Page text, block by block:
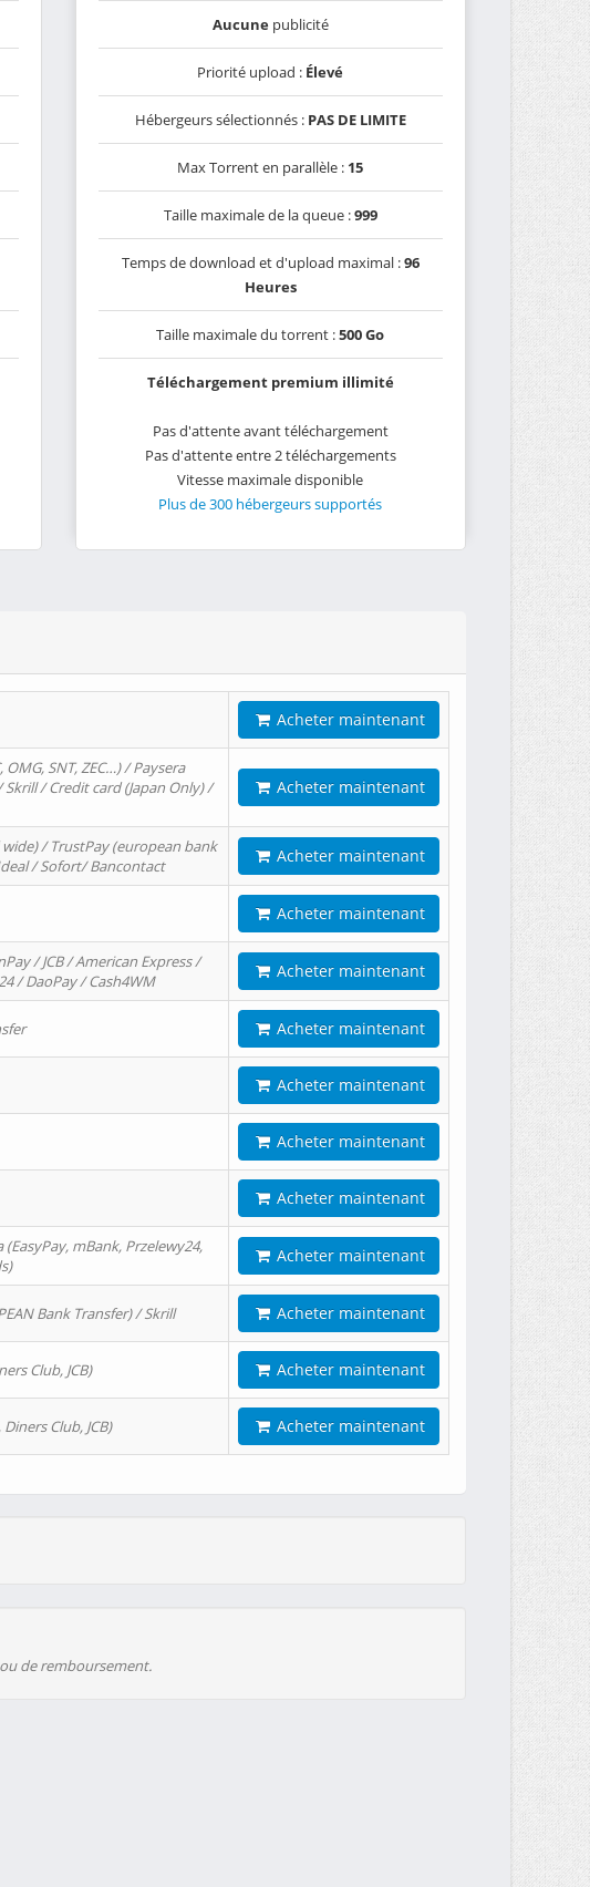
Aucunepublicité
Priorité upload : Élevé
Hébergeurs sélectionnés : PAS DE LIMITE
Max Torrent en parallèle : 15
Taille maximale de la queue :999
Temps de download et d'upload maximal :96
Heures
Taille maximale du torrent :500 Go
Téléchargement premium illimité
Pas d'attente avant téléchargement
Pas d'attente entre 2 téléchargements
Vitesse maximale disponible
Plus de 300 hébergeurs supportés
Acheter maintenant
OMG, SNT, ZEC…) / Paysera
/ Credit card (Japan Only) /
Acheter maintenant
/ TrustPay (european bank
/ Sofort/ Bancontact
Acheter maintenant
Acheter maintenant
/ JCB / American Express /
/ DaoPay / Cash4WM
Acheter maintenant
Acheter maintenant
Acheter maintenant
Acheter maintenant
Acheter maintenant
(EasyPay, mBank, Przelewy24,
Acheter maintenant
Bank Transfer) / Skrill Acheter maintenant
Club, JCB) Acheter maintenant
Club, JCB) Acheter maintenant
de remboursement.